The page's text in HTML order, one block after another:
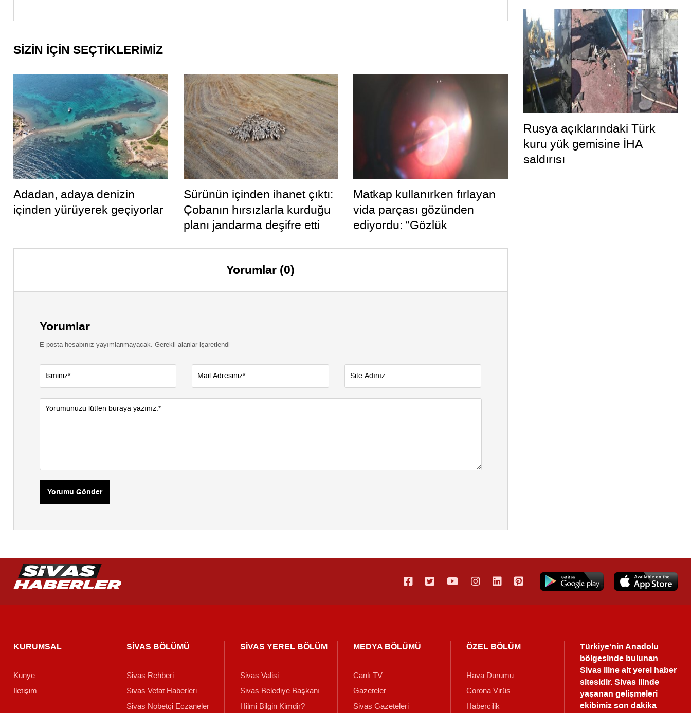
SİZİN İÇİN SEÇTİKLERİMİZ
Adadan, adaya denizin
içinden yürüyerek geçiyorlar
Sürünün içinden ihanet çıktı:
Çobanın hırsızlarla kurduğu
planı jandarma deşifre etti
Matkap kullanırken fırlayan
vida parçası gözünden
ediyordu: “Gözlük
Yorumlar (0)
Yorumlar
E-posta hesabınız yayımlanmayacak. Gerekli alanlar işaretlendi
Yorumu Gönder
Rusya açıklarındaki Türk
kuru yük gemisine İHA
saldırısı
KURUMSAL
Künye
İletişim
SİVAS BÖLÜMÜ
Sivas Rehberi
Sivas Vefat Haberleri
Sivas Nöbetçi Eczaneler
SİVAS YEREL BÖLÜM
Sivas Valisi
Sivas Belediye Başkanı
Hilmi Bilgin Kimdir?
MEDYA BÖLÜMÜ
Canlı TV
Gazeteler
Sivas Gazeteleri
ÖZEL BÖLÜM
Hava Durumu
Corona Virüs
Habercilik
Türkiye'nin Anadolu
bölgesinde bulunan
Sivas iline ait yerel haber
sitesidir. Sivas ilinde
yaşanan gelişmeleri
ekibimiz son dakika